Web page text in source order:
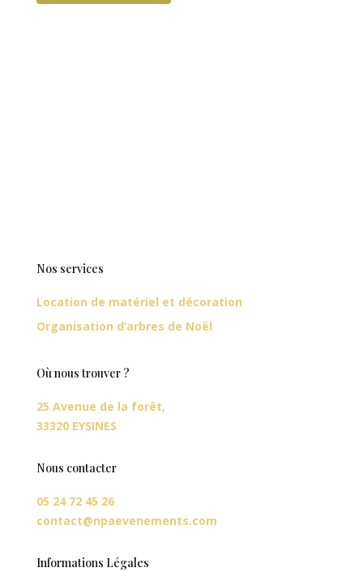
Nos services
Location de matériel et décoration
Organisation d’arbres de Noël
Où nous trouver ?
25 Avenue de la forêt,
33320 EYSINES
Nous contacter
05 24 72 45 26
contact@npaevenements.com
Informations Légales